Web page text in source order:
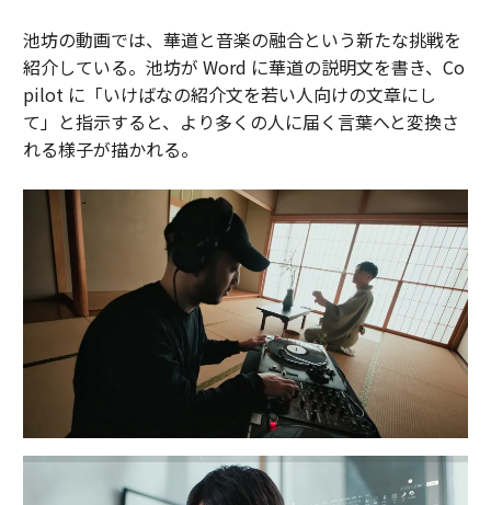
池坊の動画では、華道と音楽の融合という新たな挑戦を
紹介している。池坊が Word に華道の説明文を書き、Co
pilot に「いけばなの紹介文を若い人向けの文章にし
て」と指示すると、より多くの人に届く言葉へと変換さ
れる様子が描かれる。